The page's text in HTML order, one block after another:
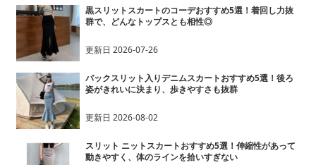
黒スリットスカートのコーデおすすめ5選！着回し力抜
群で、どんなトップスとも相性◎
更新日 2026-07-26
バックスリット入りデニムスカートおすすめ5選！後ろ
姿がきれいに決まり、歩きやすさも抜群
更新日 2026-08-02
スリット ニットスカートおすすめ5選！伸縮性があって
動きやすく、体のラインを拾いすぎない